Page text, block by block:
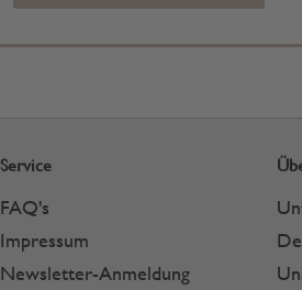
Service
FAQ's
Impressum
Newsletter-Anmeldung